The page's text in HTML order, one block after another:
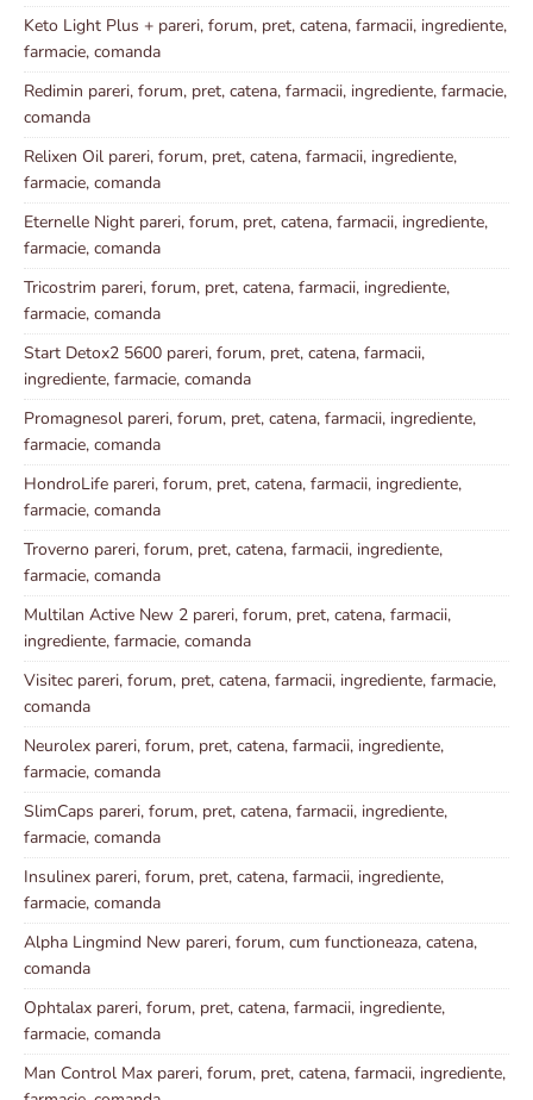
Keto Light Plus + pareri, forum, pret, catena, farmacii, ingrediente,
farmacie, comanda
Redimin pareri, forum, pret, catena, farmacii, ingrediente, farmacie,
comanda
Relixen Oil pareri, forum, pret, catena, farmacii, ingrediente,
farmacie, comanda
Eternelle Night pareri, forum, pret, catena, farmacii, ingrediente,
farmacie, comanda
Tricostrim pareri, forum, pret, catena, farmacii, ingrediente,
farmacie, comanda
Start Detox2 5600 pareri, forum, pret, catena, farmacii,
ingrediente, farmacie, comanda
Promagnesol pareri, forum, pret, catena, farmacii, ingrediente,
farmacie, comanda
HondroLife pareri, forum, pret, catena, farmacii, ingrediente,
farmacie, comanda
Troverno pareri, forum, pret, catena, farmacii, ingrediente,
farmacie, comanda
Multilan Active New 2 pareri, forum, pret, catena, farmacii,
ingrediente, farmacie, comanda
Visitec pareri, forum, pret, catena, farmacii, ingrediente, farmacie,
comanda
Neurolex pareri, forum, pret, catena, farmacii, ingrediente,
farmacie, comanda
SlimCaps pareri, forum, pret, catena, farmacii, ingrediente,
farmacie, comanda
Insulinex pareri, forum, pret, catena, farmacii, ingrediente,
farmacie, comanda
Alpha Lingmind New pareri, forum, cum functioneaza, catena,
comanda
Ophtalax pareri, forum, pret, catena, farmacii, ingrediente,
farmacie, comanda
Man Control Max pareri, forum, pret, catena, farmacii, ingrediente,